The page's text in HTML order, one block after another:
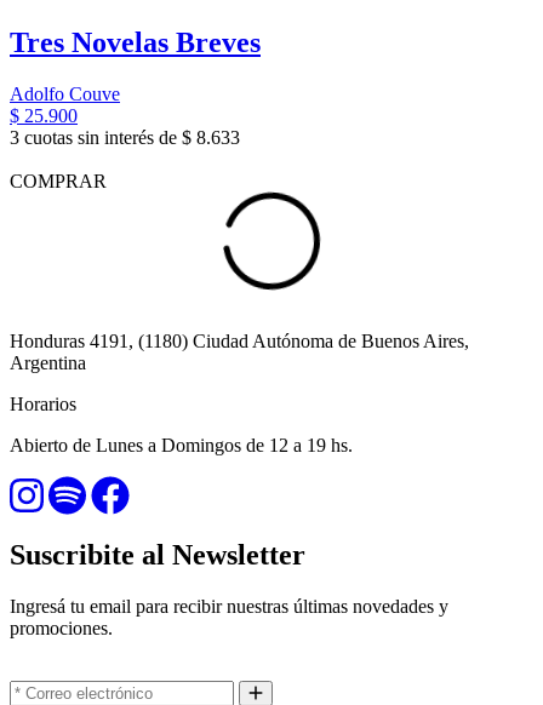
Tres Novelas Breves
Adolfo Couve
$ 25.900
3 cuotas sin interés de $ 8.633
COMPRAR
Honduras 4191, (1180) Ciudad Autónoma de Buenos Aires,
Argentina
Horarios
Abierto de Lunes a Domingos de 12 a 19 hs.
Suscribite al Newsletter
Ingresá tu email para recibir nuestras últimas novedades y
promociones.